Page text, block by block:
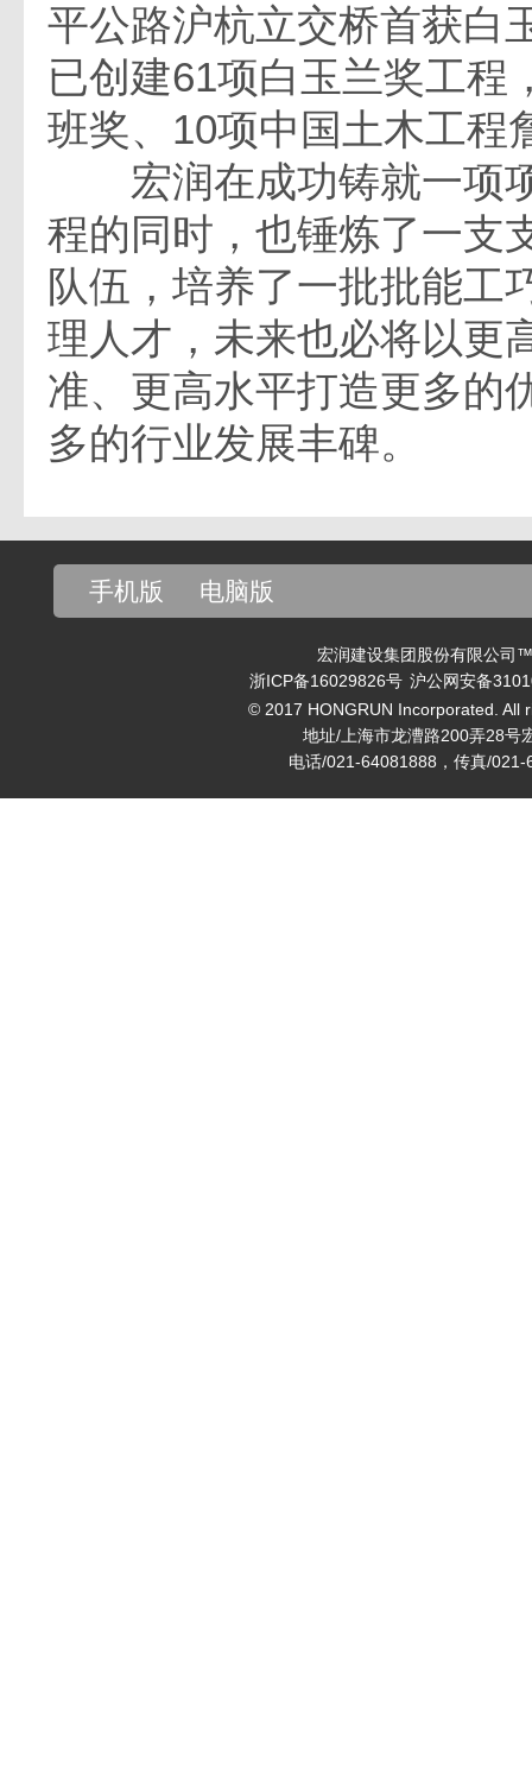
平公路沪杭立交桥首获白
已创建61项白玉兰奖工程
班奖、10项中国土木工程
宏润在成功铸就一项
程的同时，也锤炼了一支
队伍，培养了一批批能工
理人才，未来也必将以更
准、更高水平打造更多的
多的行业发展丰碑。
手机版 电脑版
宏润建设集团股份有限公司
浙ICP备16029826号 沪公网安备
© 2017 HONGRUN Incorporated. All
地址/上海市龙漕路200弄28号
电话/021-64081888，传真/021-